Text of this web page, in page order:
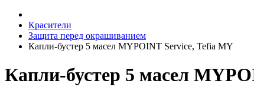
Красители
Защита перед окрашиванием
Капли-бустер 5 масел MYPOINT Service, Tefia MY
Капли-бустер 5 масел